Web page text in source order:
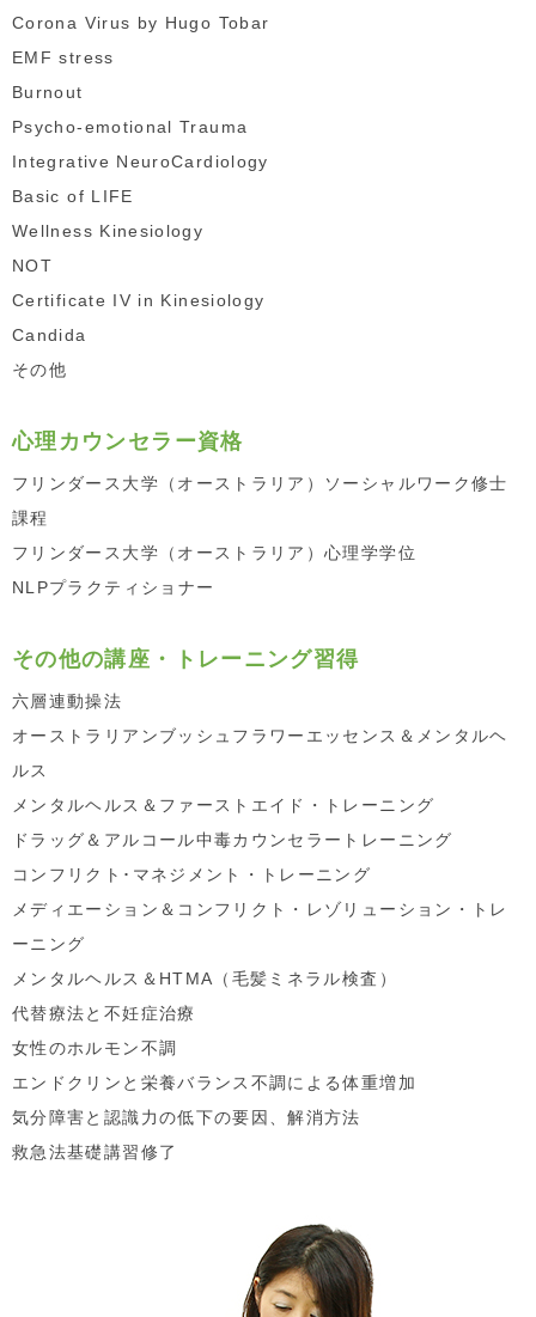
Corona Virus by Hugo Tobar
EMF stress
Burnout
Psycho-emotional Trauma
Integrative NeuroCardiology
Basic of LIFE
Wellness Kinesiology
NOT
Certificate IV in Kinesiology
Candida
その他
心理カウンセラー資格
フリンダース大学（オーストラリア）ソーシャルワーク修士
課程
フリンダース大学（オーストラリア）心理学学位
NLPプラクティショナー
その他の講座・トレーニング習得
六層連動操法
オーストラリアンブッシュフラワーエッセンス＆メンタルヘ
ルス
メンタルヘルス＆ファーストエイド・トレーニング
ドラッグ＆アルコール中毒カウンセラートレーニング
コンフリクト･マネジメント・トレーニング
メディエーション＆コンフリクト・レゾリューション・トレ
ーニング
メンタルヘルス＆HTMA（毛髪ミネラル検査）
代替療法と不妊症治療
女性のホルモン不調
エンドクリンと栄養バランス不調による体重増加
気分障害と認識力の低下の要因、解消方法
救急法基礎講習修了